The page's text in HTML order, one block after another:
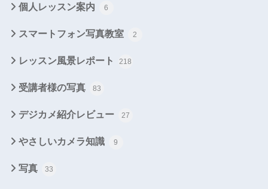
個人レッスン案内 6
スマートフォン写真教室 2
レッスン風景レポート 218
受講者様の写真 83
デジカメ紹介レビュー 27
やさしいカメラ知識 9
写真 33